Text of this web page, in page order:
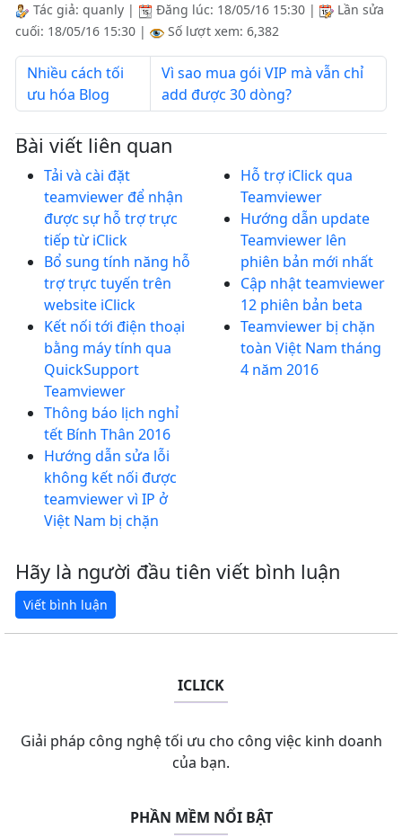
Tác giả: quanly | Đăng lúc: 18/05/16 15:30 |
Lần sửa
cuối: 18/05/16 15:30 | Số lượt xem: 6,382
Nhiều cách tối
ưu hóa Blog
Vì sao mua gói VIP mà vẫn chỉ
add được 30 dòng?
Bài viết liên quan
Tải và cài đặt
teamviewer để nhận
được sự hỗ trợ trực
tiếp từ iClick
Bổ sung tính năng hỗ
trợ trực tuyến trên
website iClick
Kết nối tới điện thoại
bằng máy tính qua
QuickSupport
Teamviewer
Thông báo lịch nghỉ
tết Bính Thân 2016
Hướng dẫn sửa lỗi
không kết nối được
teamviewer vì IP ở
Việt Nam bị chặn
Hỗ trợ iClick qua
Teamviewer
Hướng dẫn update
Teamviewer lên
phiên bản mới nhất
Cập nhật teamviewer
12 phiên bản beta
Teamviewer bị chặn
toàn Việt Nam tháng
4 năm 2016
Hãy là người đầu tiên viết bình luận
ICLICK
Giải pháp công nghệ tối ưu cho công việc kinh doanh
của bạn.
PHẦN MỀM NỔI BẬT